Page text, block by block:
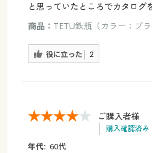
と思っていたところでカタログ
商品： TETU鉄瓶（カラー：ブラ
役に立った 2
ご購入者様
購入確認済み
年代: 60代